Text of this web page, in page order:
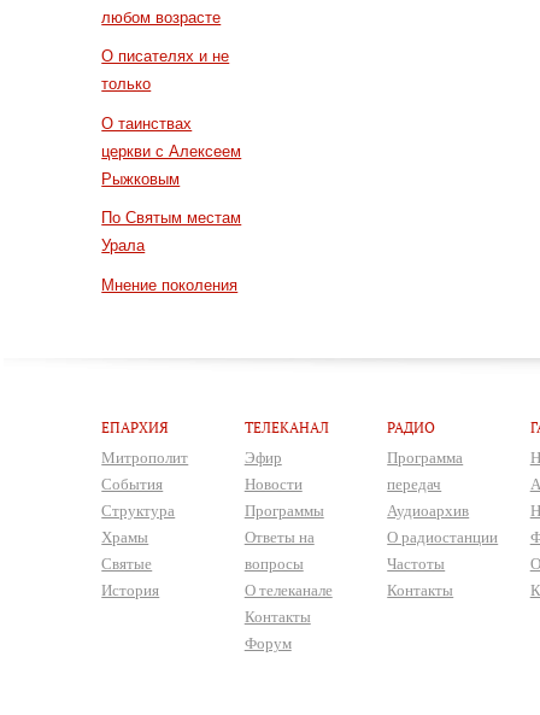
любом возрасте
О писателях и не
только
О таинствах
церкви с Алексеем
Рыжковым
По Святым местам
Урала
Мнение поколения
ЕПАРХИЯ
Митрополит
События
Структура
Храмы
Святые
История
ТЕЛЕКАНАЛ
Эфир
Новости
Программы
Ответы на
вопросы
О телеканале
Контакты
Форум
РАДИО
Программа
передач
Аудиоархив
О радиостанции
Частоты
Контакты